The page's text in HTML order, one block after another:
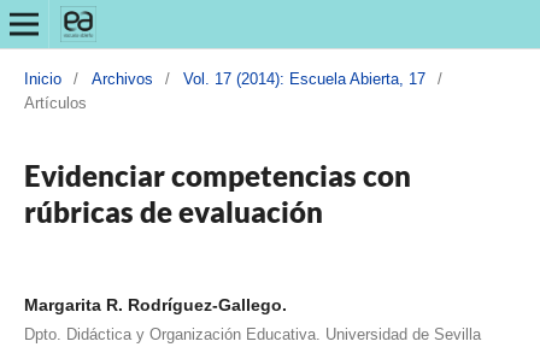
Inicio / Archivos / Vol. 17 (2014): Escuela Abierta, 17
/
Artículos
Evidenciar competencias con
rúbricas de evaluación
Margarita R. Rodríguez-Gallego.
Dpto. Didáctica y Organización Educativa. Universidad de Sevilla